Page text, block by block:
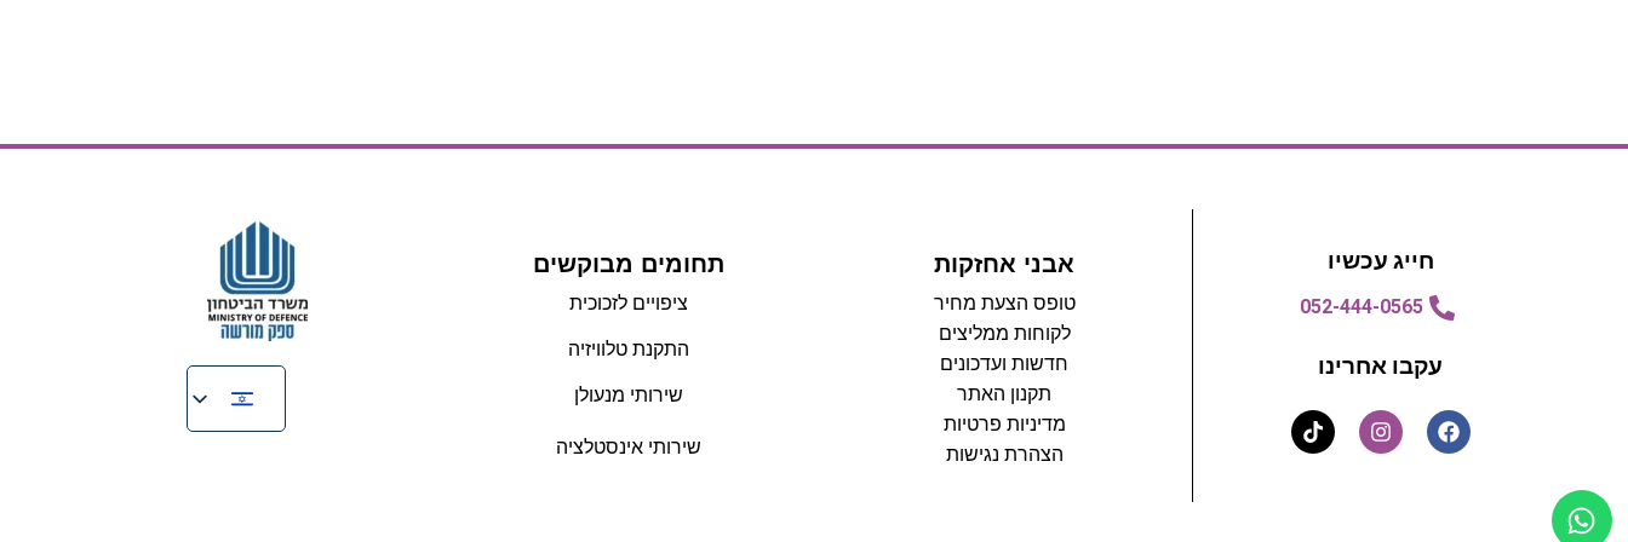
חייג עכשיו
052-444-0565
עקבו אחרינו
אבני אחזקות
טופס הצעת מחיר
לקוחות ממליצים
חדשות ועדכונים
תקנון האתר
מדיניות פרטיות
הצהרת נגישות
תחומים מבוקשים
ציפויים לזכוכית
התקנת טלוויזיה
שירותי מנעולן
שירותי אינסטלציה